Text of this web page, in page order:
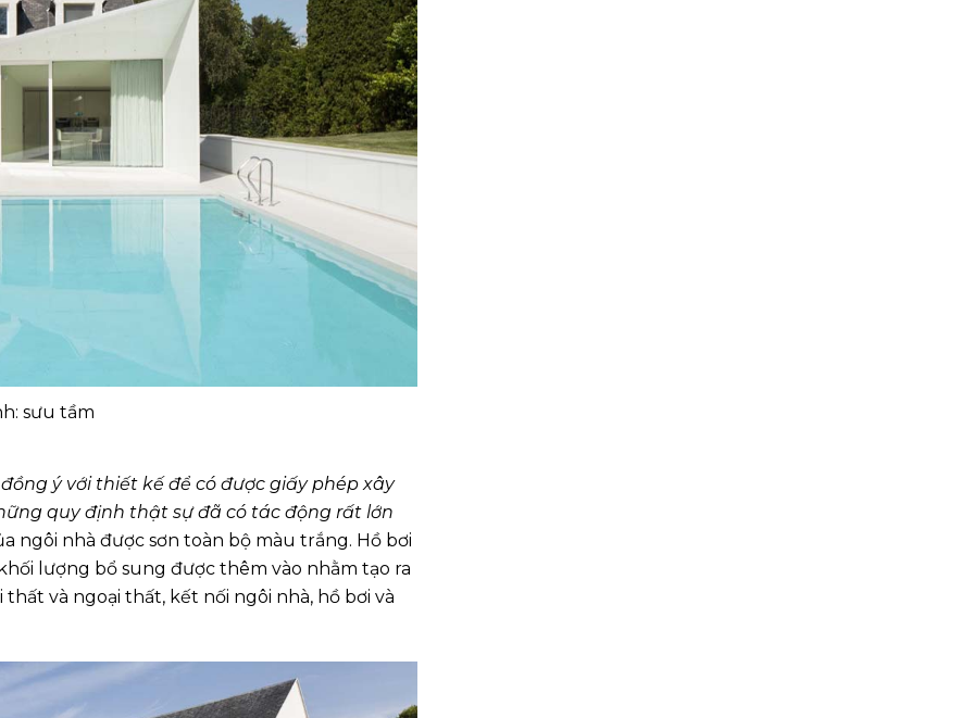
sưu tầm
ý với thiết kế để có được giấy phép xây
quy định thật sự đã có tác động rất lớn
ngôi nhà được sơn toàn bộ màu trắng. Hồ bơi
lượng bổ sung được thêm vào nhằm tạo ra
và ngoại thất, kết nối ngôi nhà, hồ bơi và